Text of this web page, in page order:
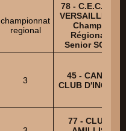
championnat
regional
78 - C.E.C. DE
VERSAILLES -
Champ.
Régional
Senior SCIF
3
45 - CANIS
CLUB D'INGRE
77 - CLUB